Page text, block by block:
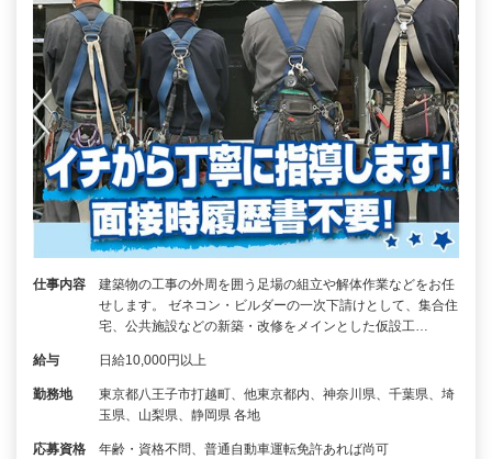
仕事内容
建築物の工事の外周を囲う足場の組立や解体作業などをお任
せします。 ゼネコン・ビルダーの一次下請けとして、集合住
宅、公共施設などの新築・改修をメインとした仮設工…
給与 日給10,000円以上
勤務地
東京都八王子市打越町、他東京都内、神奈川県、千葉県、埼
玉県、山梨県、静岡県 各地
応募資格 年齢・資格不問、普通自動車運転免許あれば尚可